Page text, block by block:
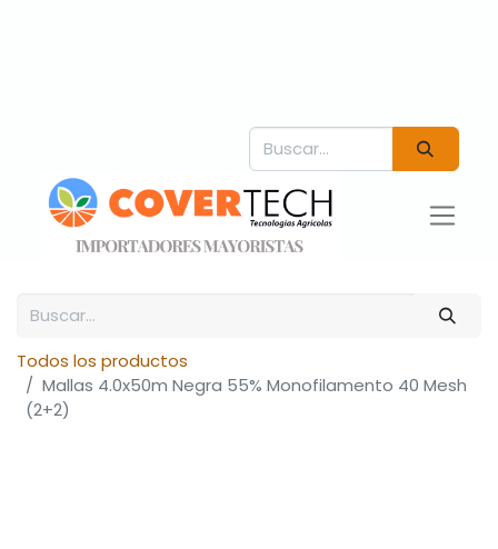
Todos los productos
Mallas 4.0x50m Negra 55% Monofilamento 40 Mesh
(2+2)